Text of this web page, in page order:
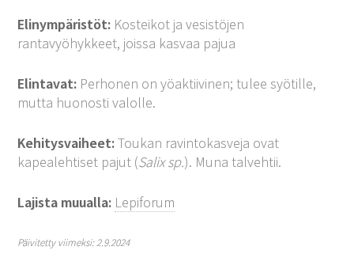
Elinympäristöt: Kosteikot ja vesistöjen
rantavyöhykkeet, joissa kasvaa pajua
Elintavat: Perhonen on yöaktiivinen; tulee syötille,
mutta huonosti valolle.
Kehitysvaiheet:Toukan ravintokasveja ovat
kapealehtiset pajut (Salix sp.). Muna talvehtii.
Lajista muualla: Lepiforum
Päivitetty viimeksi: 2.9.2024